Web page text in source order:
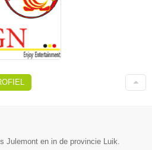
Julemont en in de provincie Luik.